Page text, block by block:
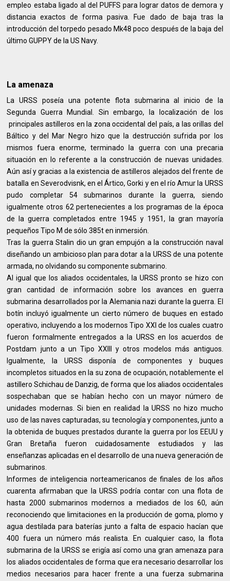
empleo estaba ligado al del PUFFS para lograr datos de demora y
distancia exactos de forma pasiva. Fue dado de baja tras la
introducción del torpedo pesado Mk48 poco después de la baja del
último GUPPY de la US Navy.
La amenaza
La URSS poseía una potente flota submarina al inicio de la
Segunda Guerra Mundial. Sin embargo, la localización de los
principales astilleros en la zona occidental del país, a las orillas del
Báltico y del Mar Negro hizo que la destrucción sufrida por los
mismos fuera enorme, terminado la guerra con una precaria
situación en lo referente a la construcción de nuevas unidades.
Aún así y gracias a la existencia de astilleros alejados del frente de
batalla en Severodvisnk, en el Ártico, Gorki y en el río Amur la URSS
pudo completar 54 submarinos durante la guerra, siendo
igualmente otros 62 pertenecientes a los programas de la época
de la guerra completados entre 1945 y 1951, la gran mayoría
pequeños Tipo M de sólo 385t en inmersión.
Tras la guerra Stalin dio un gran empujón a la construcción naval
diseñando un ambicioso plan para dotar a la URSS de una potente
armada, no olvidando su componente submarino.
Al igual que los aliados occidentales, la URSS pronto se hizo con
gran cantidad de información sobre los avances en guerra
submarina desarrollados por la Alemania nazi durante la guerra. El
botín incluyó igualmente un cierto número de buques en estado
operativo, incluyendo a los modernos Tipo XXI de los cuales cuatro
fueron formalmente entregados a la URSS en los acuerdos de
Postdam junto a un Tipo XXIII y otros modelos más antiguos.
Igualmente, la URSS disponía de componentes y buques
incompletos situados en la su zona de ocupación, notablemente el
astillero Schichau de Danzig, de forma que los aliados occidentales
sospechaban que se habían hecho con un mayor número de
unidades modernas. Si bien en realidad la URSS no hizo mucho
uso de las naves capturadas, su tecnología y componentes, junto a
la obtenida de buques prestados durante la guerra por los EEUU y
Gran Bretaña fueron cuidadosamente estudiados y las
enseñanzas aplicadas en el desarrollo de una nueva generación de
submarinos.
Informes de inteligencia norteamericanos de finales de los años
cuarenta afirmaban que la URSS podría contar con una flota de
hasta 2000 submarinos modernos a mediados de los 60, aún
reconociendo que limitaciones en la producción de goma, plomo y
agua destilada para baterías junto a falta de espacio hacían que
400 fuera un número más realista. En cualquier caso, la flota
submarina de la URSS se erigía así como una gran amenaza para
los aliados occidentales de forma que era necesario desarrollar los
medios necesarios para hacer frente a una fuerza submarina